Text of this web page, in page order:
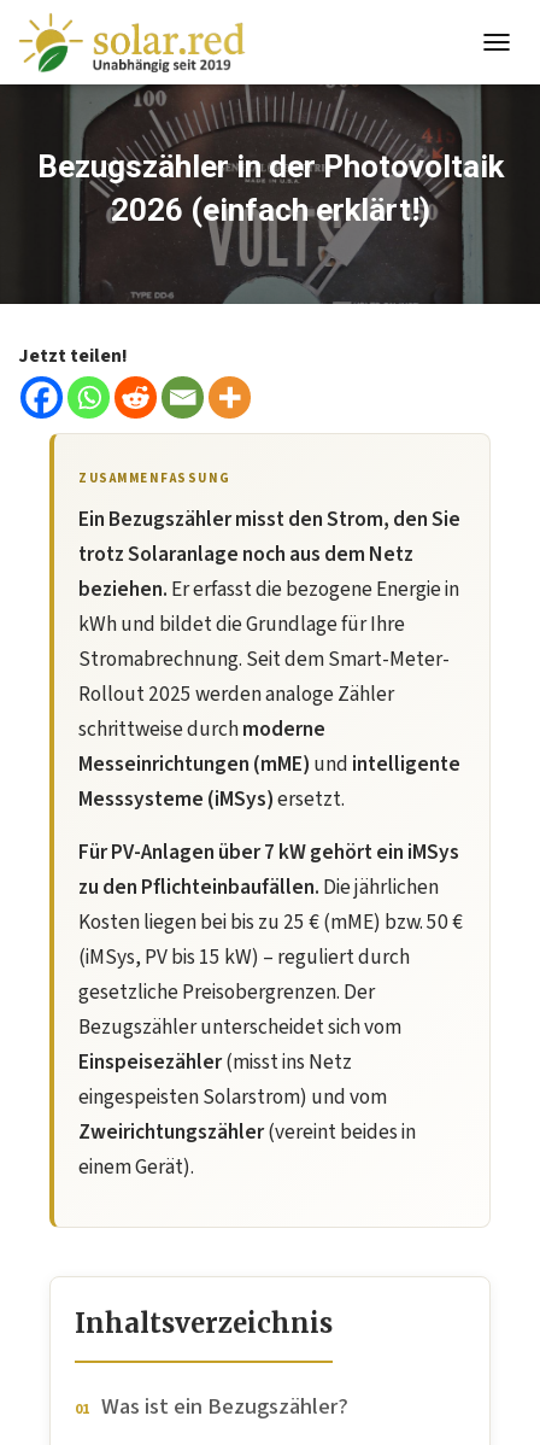
springen
O
L
E
G
Bezugszähler in der Photovoltaik
2026 (einfach erklärt!)
Jetzt teilen!
ZUSAMMENFASSUNG
Ein Bezugszähler misst den Strom, den Sie
trotz Solaranlage noch aus dem Netz
beziehen. Er erfasst die bezogene Energie in
kWh und bildet die Grundlage für Ihre
Stromabrechnung. Seit dem Smart-Meter-
Rollout 2025 werden analoge Zähler
schrittweise durchmoderne
Messeinrichtungen (mME) und intelligente
Messsysteme (iMSys)ersetzt.
Für PV-Anlagen über 7 kW gehört ein iMSys
zu den Pflichteinbaufällen. Die jährlichen
Kosten liegen bei bis zu 25 € (mME) bzw. 50 €
(iMSys, PV bis 15 kW) – reguliert durch
gesetzliche Preisobergrenzen. Der
Bezugszähler unterscheidet sich vom
Einspeisezähler(misst ins Netz
eingespeisten Solarstrom) und vom
Zweirichtungszähler(vereint beides in
einem Gerät).
Inhaltsverzeichnis
Was ist ein Bezugszähler?